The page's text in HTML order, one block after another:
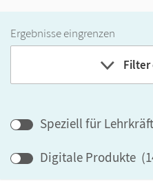
Ergebnisse eingrenzen
Lehrwerk/Reihe
Speziell für
Digitale Produkte (